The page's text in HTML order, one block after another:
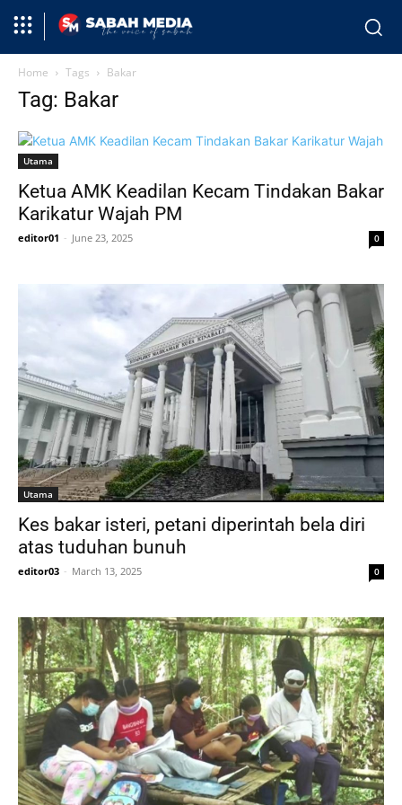
Home Tags Bakar
Tag: Bakar
Utama
Ketua AMK Keadilan Kecam Tindakan Bakar
Karikatur Wajah PM
editor01 - June 23, 2025 0
Utama
Kes bakar isteri, petani diperintah bela diri
atas tuduhan bunuh
editor03 - March 13, 2025 0